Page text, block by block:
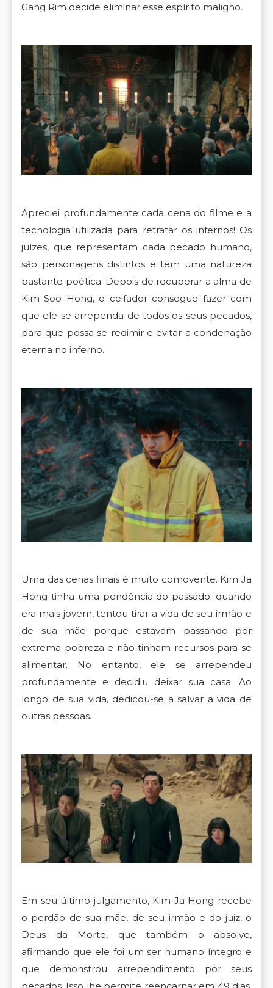
Gang Rim decide eliminar esse espírito maligno.
Apreciei profundamente cada cena do filme e a
tecnologia utilizada para retratar os infernos! Os
juízes, que representam cada pecado humano,
são personagens distintos e têm uma natureza
bastante poética. Depois de recuperar a alma de
Kim Soo Hong, o ceifador consegue fazer com
que ele se arrependa de todos os seus pecados,
para que possa se redimir e evitar a condenação
eterna no inferno.
Uma das cenas finais é muito comovente. Kim Ja
Hong tinha uma pendência do passado: quando
era mais jovem, tentou tirar a vida de seu irmão e
de sua mãe porque estavam passando por
extrema pobreza e não tinham recursos para se
alimentar. No entanto, ele se arrependeu
profundamente e decidiu deixar sua casa. Ao
longo de sua vida, dedicou-se a salvar a vida de
outras pessoas.
Em seu último julgamento, Kim Ja Hong recebe
o perdão de sua mãe, de seu irmão e do juiz, o
Deus da Morte, que também o absolve,
afirmando que ele foi um ser humano íntegro e
que demonstrou arrependimento por seus